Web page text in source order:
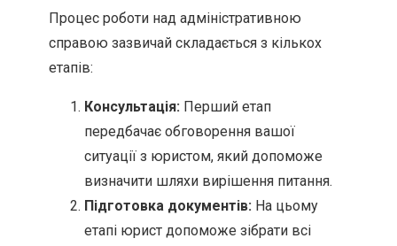
Процес роботи над адміністративною
справою зазвичай складається з кількох
етапів:
Консультація: Перший етап
передбачає обговорення вашої
ситуації з юристом, який допоможе
визначити шляхи вирішення питання.
Підготовка документів: На цьому
етапі юрист допоможе зібрати всі